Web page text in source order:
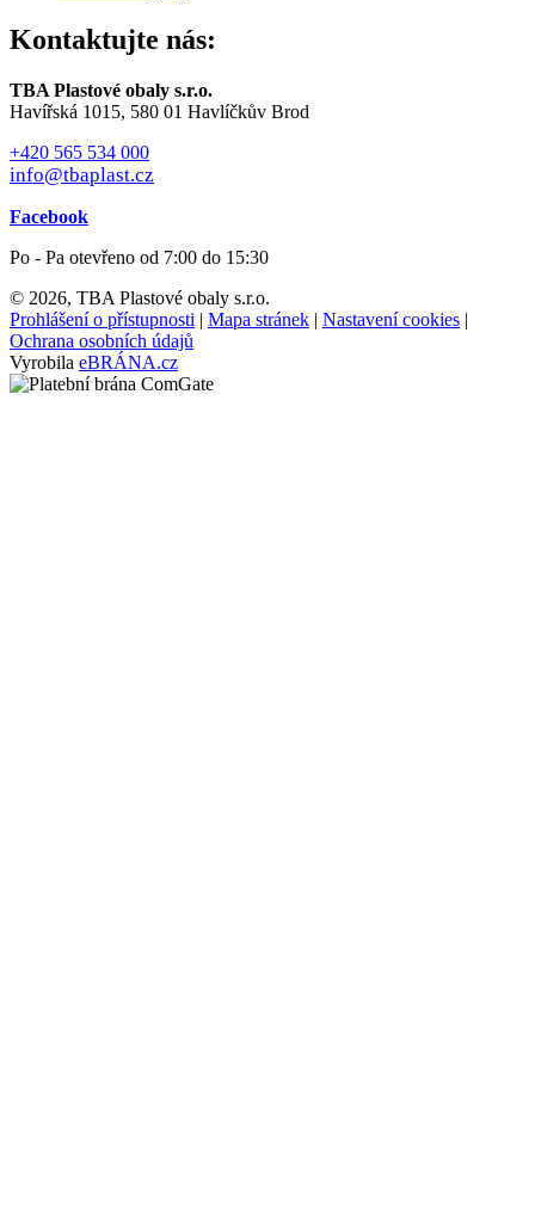
Kontaktujte nás:
TBA Plastové obaly s.r.o.
Havířská 1015, 580 01 Havlíčkův Brod
+420 565 534 000
info@tbaplast.cz
Facebook
Po - Pa otevřeno od 7:00 do 15:30
© 2026, TBA Plastové obaly s.r.o.
Prohlášení o přístupnosti | Mapa stránek | Nastavení cookies |
Ochrana osobních údajů
Vyrobila eBRÁNA.cz